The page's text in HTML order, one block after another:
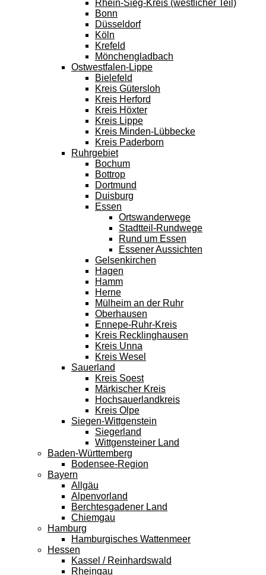
Rhein-Sieg-Kreis (westlicher Teil)
Bonn
Düsseldorf
Köln
Krefeld
Mönchengladbach
Ostwestfalen-Lippe
Bielefeld
Kreis Gütersloh
Kreis Herford
Kreis Höxter
Kreis Lippe
Kreis Minden-Lübbecke
Kreis Paderborn
Ruhrgebiet
Bochum
Bottrop
Dortmund
Duisburg
Essen
Ortswanderwege
Stadtteil-Rundwege
Rund um Essen
Essener Aussichten
Gelsenkirchen
Hagen
Hamm
Herne
Mülheim an der Ruhr
Oberhausen
Ennepe-Ruhr-Kreis
Kreis Recklinghausen
Kreis Unna
Kreis Wesel
Sauerland
Kreis Soest
Märkischer Kreis
Hochsauerlandkreis
Kreis Olpe
Siegen-Wittgenstein
Siegerland
Wittgensteiner Land
Baden-Württemberg
Bodensee-Region
Bayern
Allgäu
Alpenvorland
Berchtesgadener Land
Chiemgau
Hamburg
Hamburgisches Wattenmeer
Hessen
Kassel / Reinhardswald
Rheingau